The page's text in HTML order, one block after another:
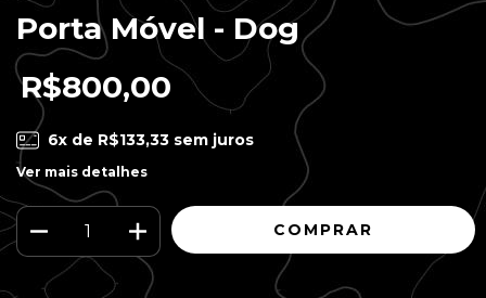
Porta Móvel - Dog
R$800,00
6x de R$133,33sem juros
Ver mais detalhes